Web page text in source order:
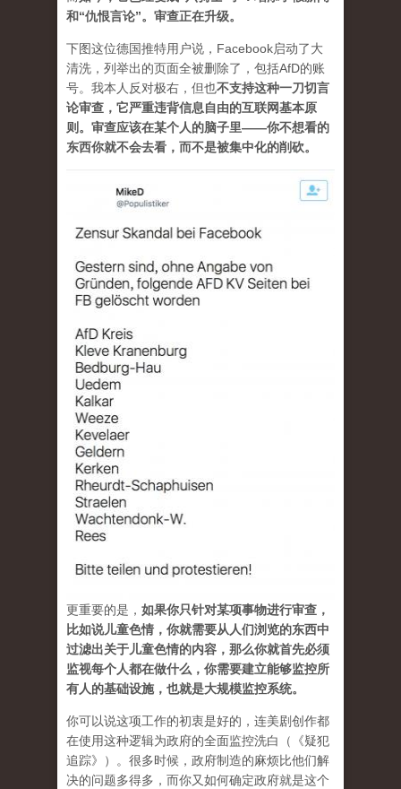
和“仇恨言论”。审查正在升级。
下图这位德国推特用户说，Facebook启动了大
清洗，列举出的页面全被删除了，包括AfD的账
号。我本人反对极右，但也不支持这种一刀切言
论审查，它严重违背信息自由的互联网基本原
则。审查应该在某个人的脑子里——你不想看的
东西你就不会去看，而不是被集中化的削砍。
更重要的是， 如果你只针对某项事物进行审查，
比如说儿童色情，你就需要从人们浏览的东西中
过滤出关于儿童色情的内容，那么你就首先必须
监视每个人都在做什么，你需要建立能够监控所
有人的基础设施，也就是大规模监控系统。
你可以说这项工作的初衷是好的，连美剧创作都
在使用这种逻辑为政府的全面监控洗白（《疑犯
追踪》）。很多时候，政府制造的麻烦比他们解
决的问题多得多，而你又如何确定政府就是这个